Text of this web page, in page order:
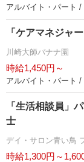
アルバイト・パート /
「ケアマネジャ
川崎大師バナナ園
時給1,450円～
アルバイト・パート /
「生活相談員」
士
デイ・サロン青い鳥
時給1,300円～